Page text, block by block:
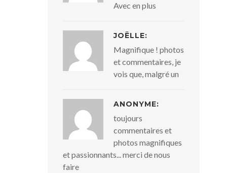
Avec en plus
JOËLLE:
Magnifique ! photos
et commentaires, je
vois que, malgré un
ANONYME:
toujours
commentaires et
photos magnifiques
et passionnants... merci de nous
faire